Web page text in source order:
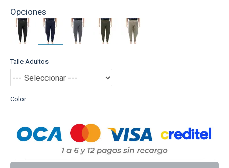
Opciones
Talle Adultos
Color